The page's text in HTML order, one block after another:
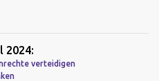
2024:
verteidigen